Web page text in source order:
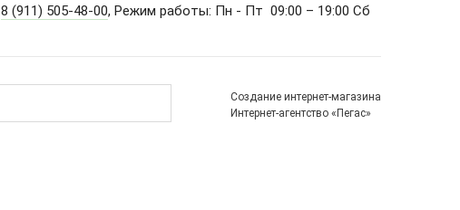
8 (911) 505-48-00, Режим работы: Пн - Пт 09:00 – 19:00 Сб
Создание интернет-магазина
Интернет-агентство «Пегас»